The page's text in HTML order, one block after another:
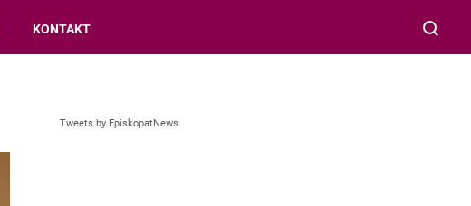
KONTAKT
Tweets by EpiskopatNews